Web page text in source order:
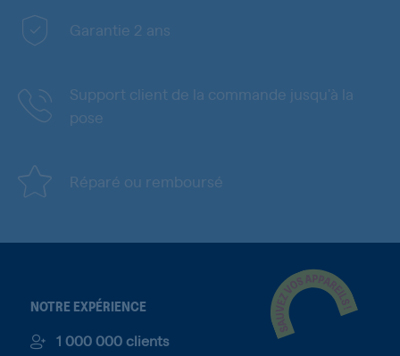
Garantie 2 ans
Support client de la commande jusqu'à la
pose
Réparé ou remboursé
NOTRE EXPÉRIENCE
1 000 000 clients